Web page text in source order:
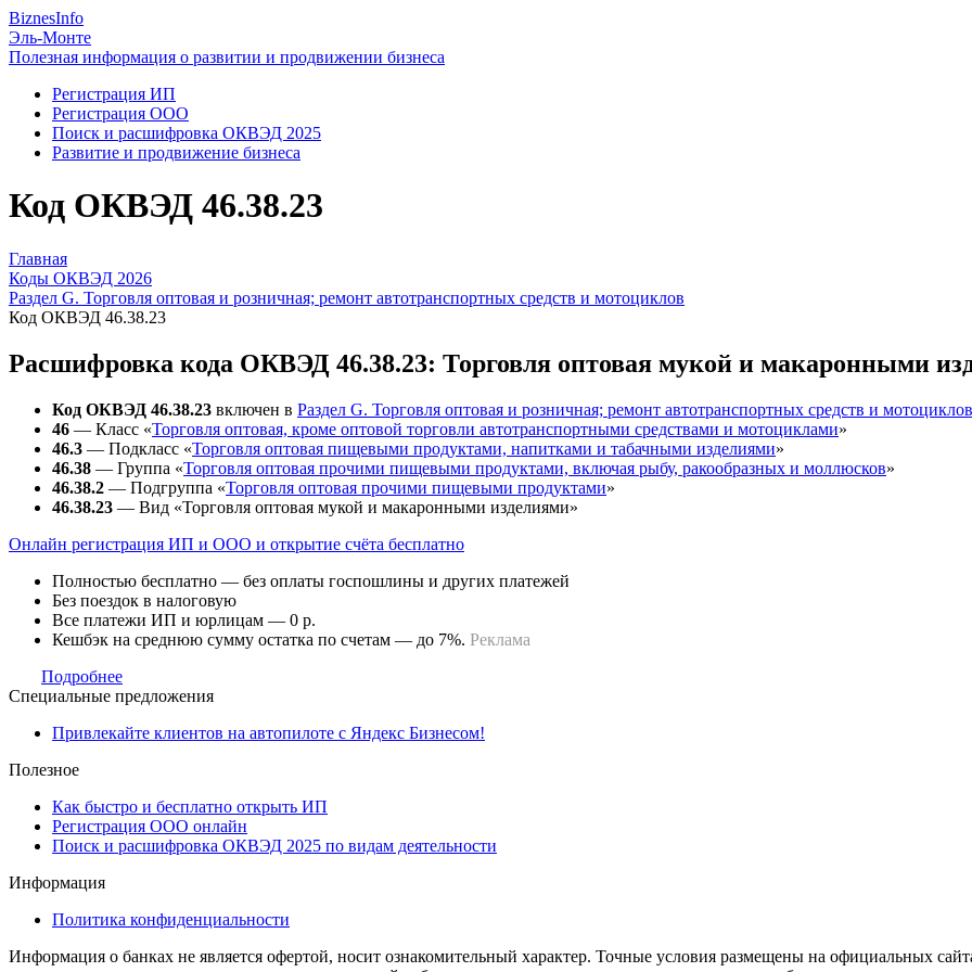
BiznesInfo
Эль-Монте
Полезная информация о развитии и продвижении бизнеса
Регистрация ИП
Регистрация ООО
Поиск и расшифровка ОКВЭД 2025
Развитие и продвижение бизнеса
Код ОКВЭД 46.38.23
Главная
Коды ОКВЭД 2026
Раздел G. Торговля оптовая и розничная; ремонт автотранспортных средств и мотоциклов
Код ОКВЭД 46.38.23
Расшифровка кода ОКВЭД 46.38.23: Торговля оптовая мукой и макаронными
Код ОКВЭД 46.38.23 включен в Раздел G. Торговля оптовая и розничная; ремонт автотранспортных средств и мотоциклов
46 — Класс «Торговля оптовая, кроме оптовой торговли автотранспортными средствами и мотоциклами»
46.3 — Подкласс «Торговля оптовая пищевыми продуктами, напитками и табачными изделиями»
46.38 — Группа «Торговля оптовая прочими пищевыми продуктами, включая рыбу, ракообразных и моллюсков»
46.38.2 — Подгруппа «Торговля оптовая прочими пищевыми продуктами»
46.38.23 — Вид «Торговля оптовая мукой и макаронными изделиями»
Онлайн регистрация ИП и ООО и открытие счёта бесплатно
Полностью бесплатно — без оплаты госпошлины и других платежей
Без поездок в налоговую
Все платежи ИП и юрлицам — 0 р.
Кешбэк на среднюю сумму остатка по счетам — до 7%. Реклама
Подробнее
Специальные предложения
Привлекайте клиентов на автопилоте с Яндекс Бизнесом!
Полезное
Как быстро и бесплатно открыть ИП
Регистрация ООО онлайн
Поиск и расшифровка ОКВЭД 2025 по видам деятельности
Информация
Политика конфиденциальности
Информация о банках не является офертой, носит ознакомительный характер. Точные условия размещены на официальных